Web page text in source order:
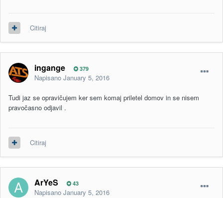
Citiraj
ingange 379
Napisano January 5, 2016
Tudi jaz se opravičujem ker sem komaj priletel domov in se nisem
pravočasno odjavil .
Citiraj
ArYeS 43
Napisano January 5, 2016